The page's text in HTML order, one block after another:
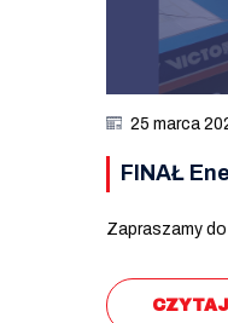
25 marca
FINAŁ
Zapraszamy